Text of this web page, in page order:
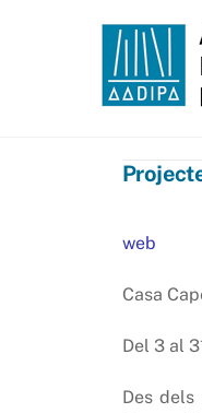
web
Casa
Del 3 al
Des dels